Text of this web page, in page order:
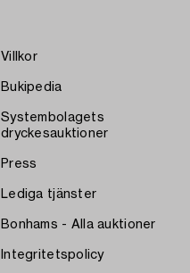
Villkor
Bukipedia
Systembolagets
dryckesauktioner
Press
Lediga tjänster
Bonhams - Alla auktioner
Integritetspolicy